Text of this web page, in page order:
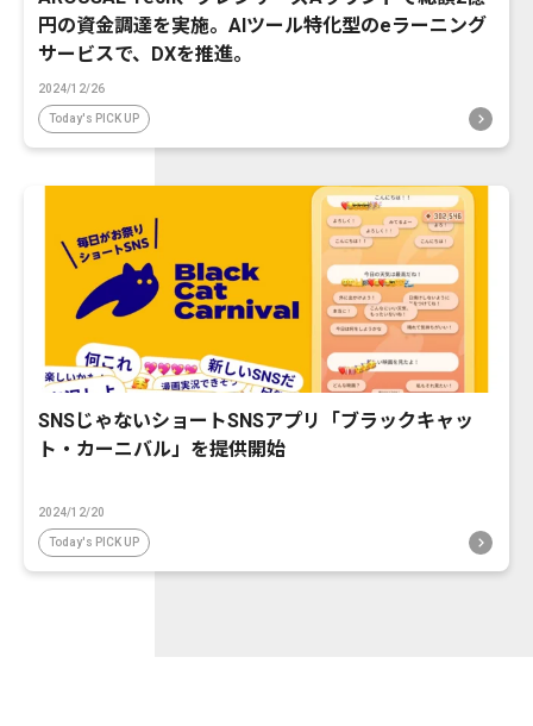
円の資金調達を実施。AIツール特化型のeラーニング
サービスで、DXを推進。
2024/12/26
Today's PICK UP
SNSじゃないショートSNSアプリ「ブラックキャッ
ト・カーニバル」を提供開始
2024/12/20
Today's PICK UP